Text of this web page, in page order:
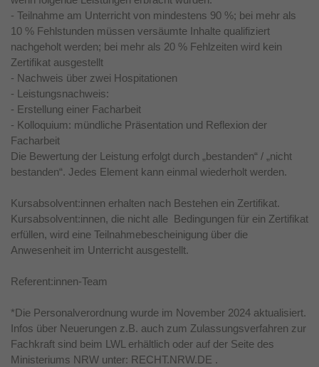
- Teilnahme am Unterricht von mindestens 90 %; bei mehr als
10 % Fehlstunden müssen versäumte Inhalte qualifiziert
nachgeholt werden; bei mehr als 20 % Fehlzeiten wird kein
Zertifikat ausgestellt
- Nachweis über zwei Hospitationen
- Leistungsnachweis:
- Erstellung einer Facharbeit
- Kolloquium: mündliche Präsentation und Reflexion der
Facharbeit
Die Bewertung der Leistung erfolgt durch „bestanden“ / „nicht
bestanden“. Jedes Element kann einmal wiederholt werden.
Kursabsolvent:innen erhalten nach Bestehen ein Zertifikat.
Kursabsolvent:innen, die nicht alle Bedingungen für ein Zertifikat
erfüllen, wird eine Teilnahmebescheinigung über die
Anwesenheit im Unterricht ausgestellt.
Referent:innen-Team
*Die Personalverordnung wurde im November 2024 aktualisiert.
Infos über Neuerungen z.B. auch zum Zulassungsverfahren zur
Fachkraft sind beim LWL erhältlich oder auf der Seite des
Ministeriums NRW unter: RECHT.NRW.DE .